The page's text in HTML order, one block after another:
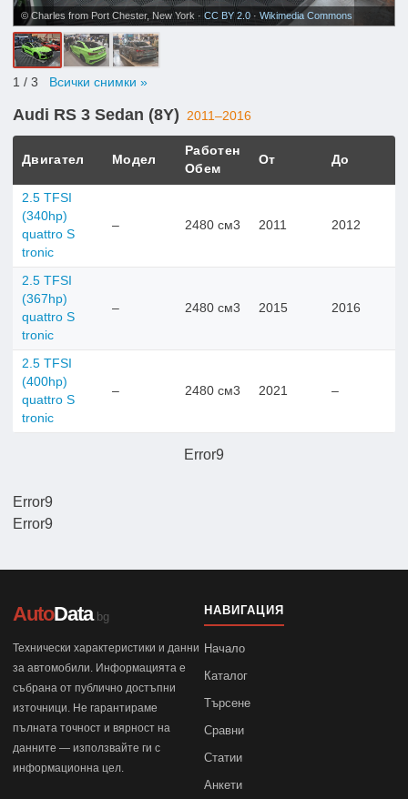
Error9
© Charles from Port Chester, New York · CC BY 2.0 ·Wikimedia Commons
1 / 3 Всички снимки »
Audi RS 3 Sedan (8Y) 2011–2016
Двигател Модел
Работен
Обем
От До
2.5 TFSI
(340hp)
quattro S
tronic
– 2480 см3 2011 2012
2.5 TFSI
(367hp)
quattro S
tronic
– 2480 см3 2015 2016
2.5 TFSI
(400hp)
quattro S
tronic
– 2480 см3 2021 –
Error9
Error9
AutoData.bg
Технически характеристики и данни
за автомобили. Информацията е
събрана от публично достъпни
източници. Не гарантираме
пълната точност и вярност на
данните — използвайте ги с
информационна цел.
НАВИГАЦИЯ
Начало
Каталог
Търсене
Сравни
Статии
Анкети